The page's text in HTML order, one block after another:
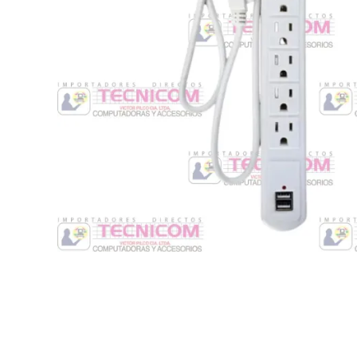
Suministros de Impresión
Punto de Venta
Software